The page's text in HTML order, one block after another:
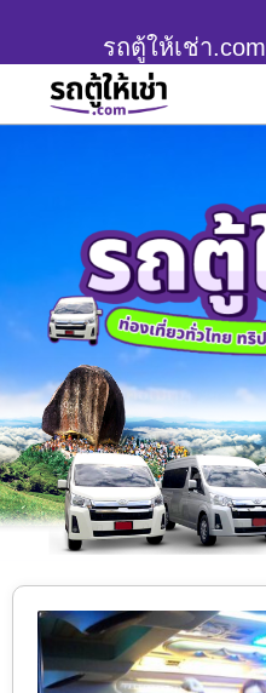
รถตู้ให้เช่า.com